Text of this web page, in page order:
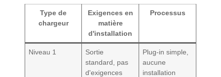
Type de
chargeur
Exigences en
matière
d'installation
Processus
Niveau 1
Sortie
standard, pas
d'exigences
Plug-in simple,
aucune
installation